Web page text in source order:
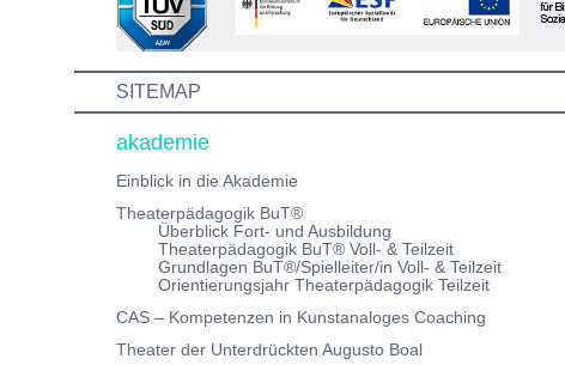
schreibe uns einfach eine Mail an:
info@theaterwerkstatt-heidelberg.de Wir freuen uns auf
SITEMAP
akademie
Einblick in die Akademie
Theaterpädagogik BuT®
Überblick Fort- und Ausbildung
Theaterpädagogik BuT® Voll- & Teilzeit
Grundlagen BuT®/Spielleiter/in Voll- & Teilzeit
Orientierungsjahr Theaterpädagogik Teilzeit
CAS – Kompetenzen in Kunstanaloges Coaching
Theater der Unterdrückten Augusto Boal